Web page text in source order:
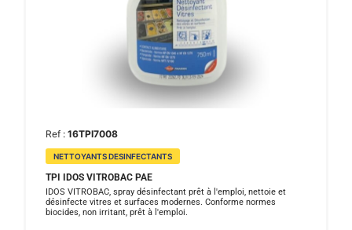
Ref : 16TPI7008
NETTOYANTS DESINFECTANTS
TPI IDOS VITROBAC PAE
IDOS VITROBAC, spray désinfectant prêt à l'emploi, nettoie et
désinfecte vitres et surfaces modernes. Conforme normes
biocides, non irritant, prêt à l'emploi.